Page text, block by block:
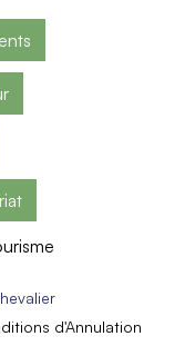
d'Annulation